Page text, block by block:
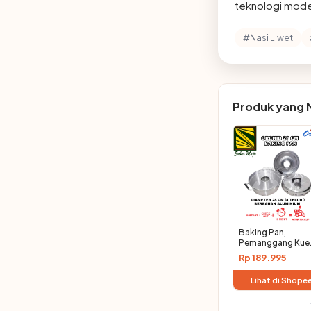
teknologi
#Nasi Liwet
Produk yang
Baking Pan,
Pemanggang Kue
Bolu 22, 24, 28 CM
Orchid
Rp 189.995
Lihat di